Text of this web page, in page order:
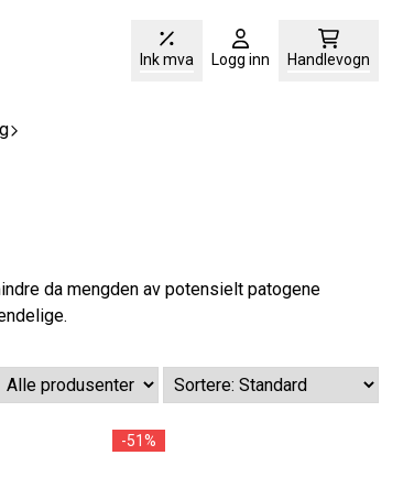
Ink mva Logg inn Handlevogn
da mengden av potensielt patogene
-51%